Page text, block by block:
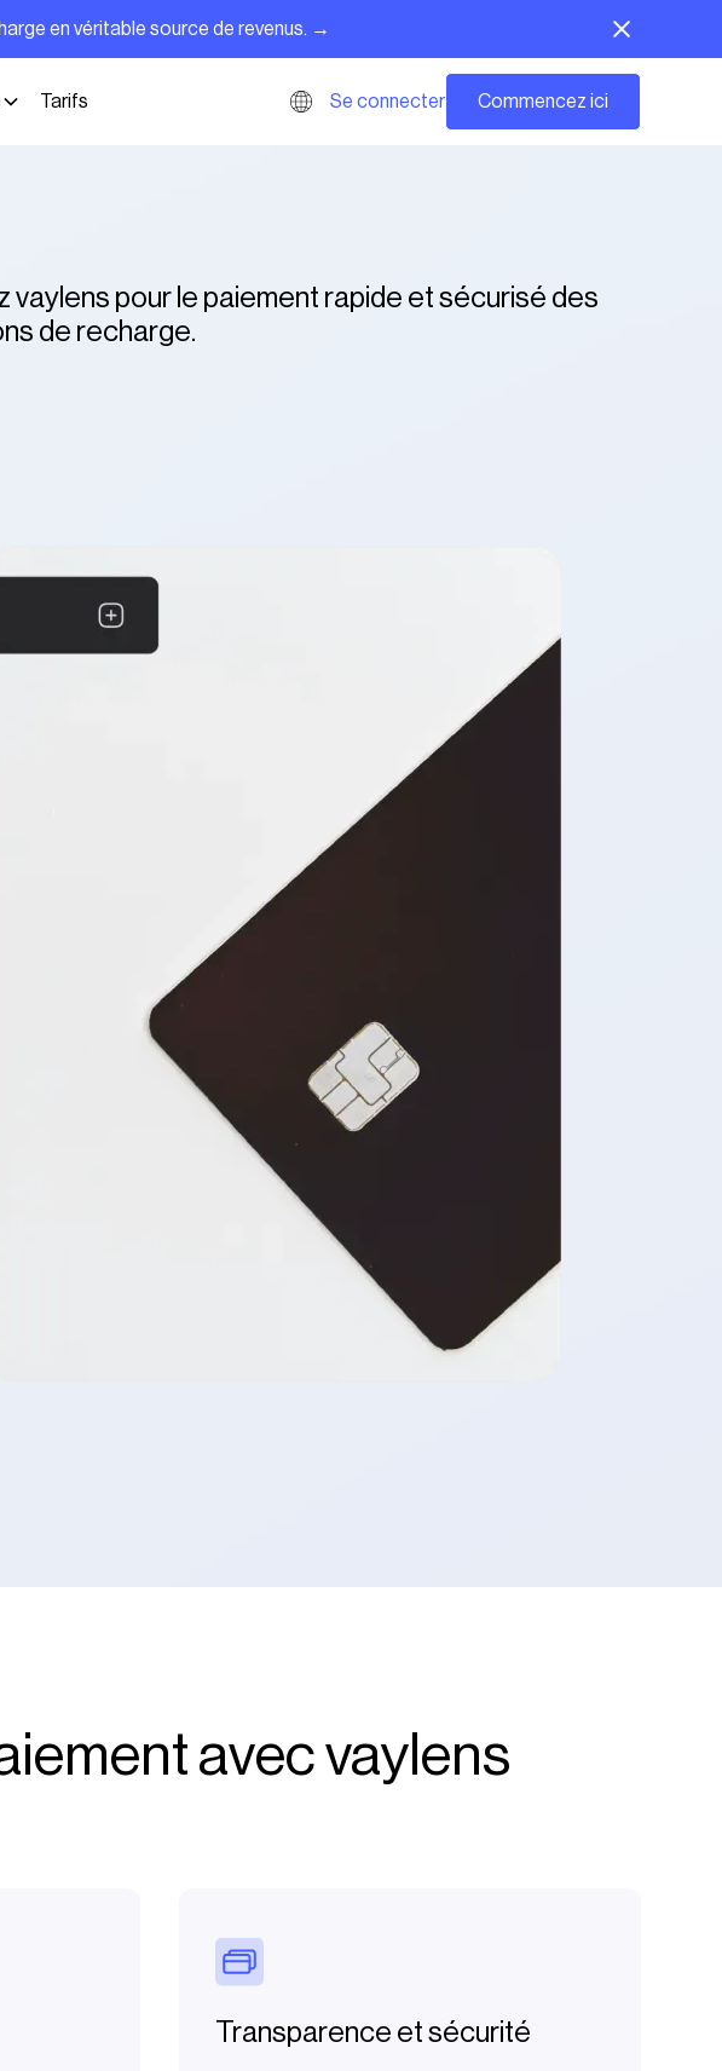
en véritable source de revenus. →
Tarifs Se connecter Commencez ici
vaylens pour le paiement rapide et sécurisé des
de recharge.
avec vaylens
Transparence et sécurité